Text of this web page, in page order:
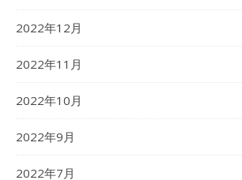
2022年12月
2022年11月
2022年10月
2022年9月
2022年7月